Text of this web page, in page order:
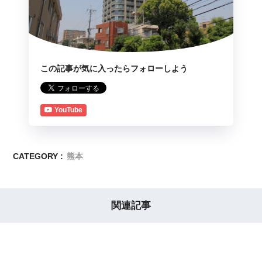
この記事が気に入ったらフォローしよう
YouTube
CATEGORY : 熊本
関連記事